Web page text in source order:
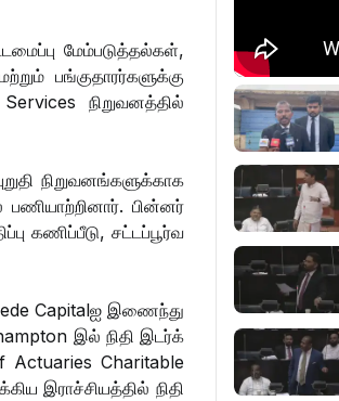
மேம்படுத்தல்கள்,
பங்குதாரர்களுக்கு
நிறுவனத்தில்
நிறுவனங்களுக்காக
பணியாற்றினார். பின்னர்
கணிப்பீடு, சட்டப்பூர்வ
Capitalஐ இணைந்து
இல் நிதி இடர்க்
Actuaries Charitable
இராச்சியத்தில் நிதி